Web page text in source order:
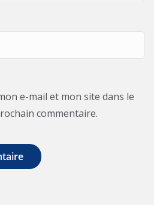
e-mail et mon site dans le
commentaire.